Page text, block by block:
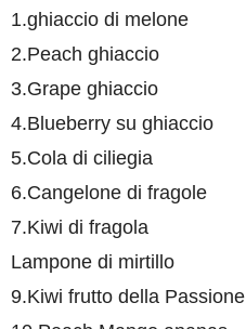
1.ghiaccio di melone
2.Peach ghiaccio
3.Grape ghiaccio
4.Blueberry su ghiaccio
5.Cola di ciliegia
6.Cangelone di fragole
7.Kiwi di fragola
Lampone di mirtillo
9.Kiwi frutto della Passione